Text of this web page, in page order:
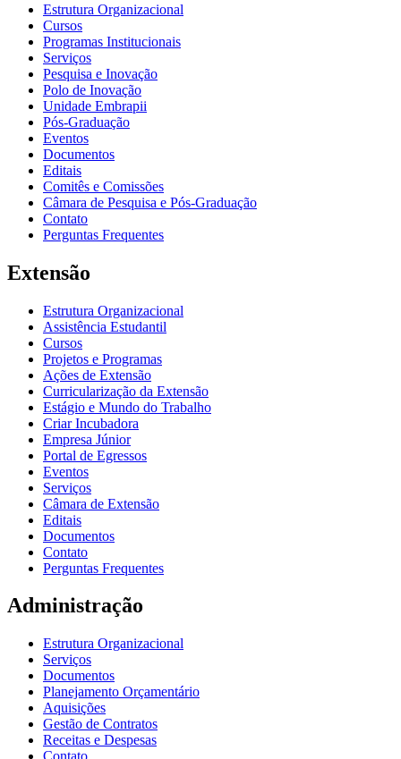
Estrutura Organizacional
Cursos
Programas Institucionais
Serviços
Pesquisa e Inovação
Polo de Inovação
Unidade Embrapii
Pós-Graduação
Eventos
Documentos
Editais
Comitês e Comissões
Câmara de Pesquisa e Pós-Graduação
Contato
Perguntas Frequentes
Extensão
Estrutura Organizacional
Assistência Estudantil
Cursos
Projetos e Programas
Ações de Extensão
Curricularização da Extensão
Estágio e Mundo do Trabalho
Criar Incubadora
Empresa Júnior
Portal de Egressos
Eventos
Serviços
Câmara de Extensão
Editais
Documentos
Contato
Perguntas Frequentes
Administração
Estrutura Organizacional
Serviços
Documentos
Planejamento Orçamentário
Aquisições
Gestão de Contratos
Receitas e Despesas